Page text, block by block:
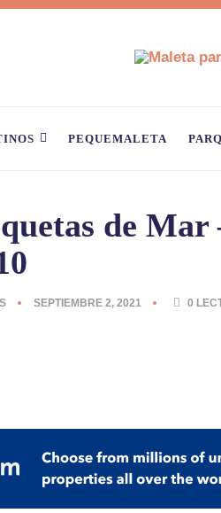
PEQUEMALETA
de
SEPTIEMBRE 2, 2021 0